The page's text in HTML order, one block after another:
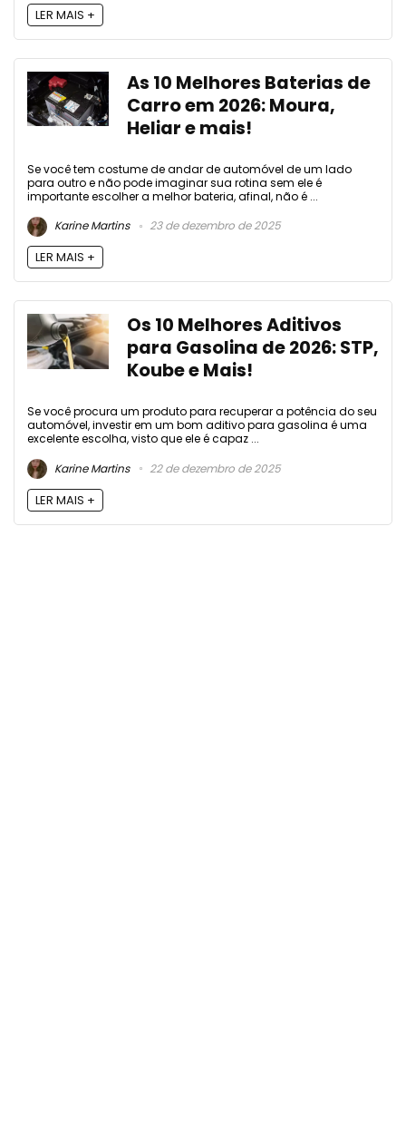
LER MAIS +
As 10 Melhores Baterias de
Carro em 2026: Moura,
Heliar e mais!
Se você tem costume de andar de automóvel de um lado
para outro e não pode imaginar sua rotina sem ele é
importante escolher a melhor bateria, afinal, não é ...
Karine Martins
23 de dezembro de 2025
LER MAIS +
Os 10 Melhores Aditivos
para Gasolina de 2026: STP,
Koube e Mais!
Se você procura um produto para recuperar a potência do seu
automóvel, investir em um bom aditivo para gasolina é uma
excelente escolha, visto que ele é capaz ...
Karine Martins
22 de dezembro de 2025
LER MAIS +